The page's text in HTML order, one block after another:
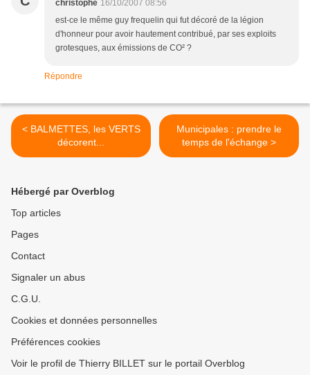
christophe 16/10/2007 08:56
est-ce le même guy frequelin qui fut décoré de la légion
d'honneur pour avoir hautement contribué, par ses exploits
grotesques, aux émissions de CO² ?
Répondre
< BALMETTES, les VERTS
décorent...
Municipales : prendre le
temps de l'échange >
Hébergé par Overblog
Top articles
Pages
Contact
Signaler un abus
C.G.U.
Cookies et données personnelles
Préférences cookies
Voir le profil de Thierry BILLET sur le portail Overblog